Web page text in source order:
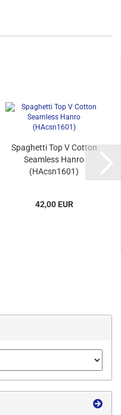
Spaghetti Top V Cotton
Seamless Hanro
(HAcsn1601)
42,00 EUR